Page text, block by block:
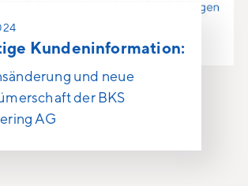
Kundeninformation:
und neue
der BKS
AG